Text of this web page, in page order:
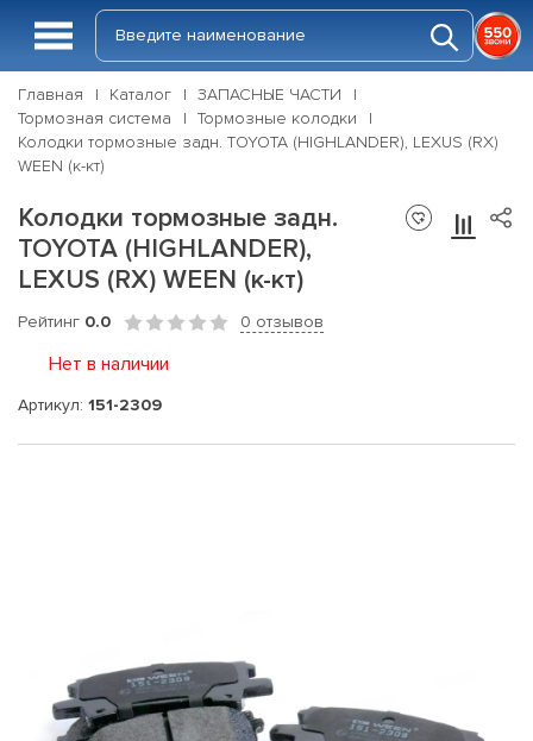
Главная Каталог
ЗАПАСНЫЕ ЧАСТИ
Тормозная система
Тормозные колодки
Колодки тормозные задн. TOYOTA (HIGHLANDER), LEXUS (RX)
WEEN (к-кт)
Колодки тормозные задн.
TOYOTA (HIGHLANDER),
LEXUS (RX) WEEN (к-кт)
Рейтинг 0.0 0 отзывов
Нет в наличии
Артикул: 151-2309